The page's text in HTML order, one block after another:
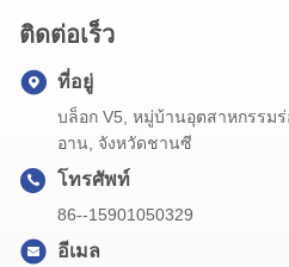
ติดต่อเร็ว
ที่อยู่
บล็อก V5, หมู่บ้านอุตสาหกรรมร่
อาน, จังหวัดชานซี
โทรศัพท์
86--15901050329
อีเมล